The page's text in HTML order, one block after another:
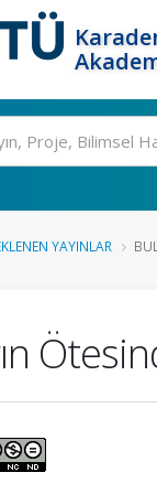
YAYINLAR